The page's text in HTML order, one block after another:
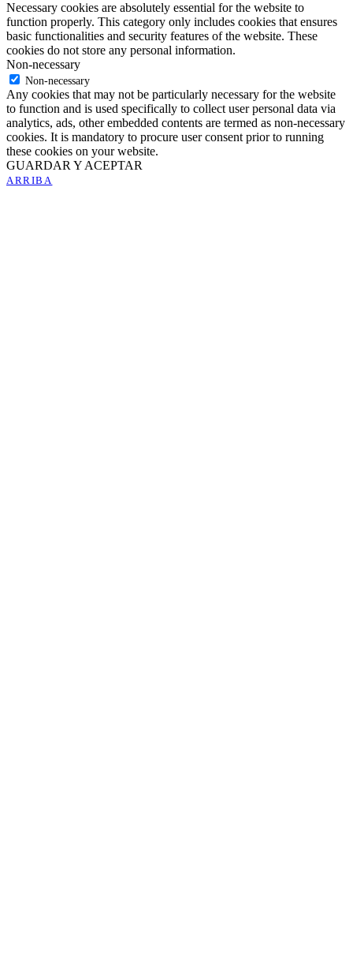
Necessary cookies are absolutely essential for the website to
function properly. This category only includes cookies that ensures
basic functionalities and security features of the website. These
cookies do not store any personal information.
Non-necessary
Non-necessary
Any cookies that may not be particularly necessary for the website
to function and is used specifically to collect user personal data via
analytics, ads, other embedded contents are termed as non-necessary
cookies. It is mandatory to procure user consent prior to running
these cookies on your website.
GUARDAR Y ACEPTAR
ARRIBA